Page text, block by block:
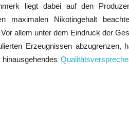
liegt dabei auf den
maximalen Nikotingehalt
allem unter dem Eindruck der
Erzeugnissen abzugrenzen,